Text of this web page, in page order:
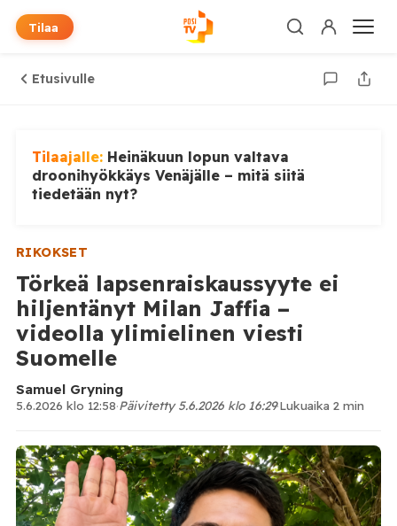
Tilaa
Etusivulle
Tilaajalle: Heinäkuun lopun valtava
droonihyökkäys Venäjälle – mitä siitä
tiedetään nyt?
RIKOKSET
Törkeä lapsenraiskaussyyte ei
hiljentänyt Milan Jaffia –
videolla ylimielinen viesti
Suomelle
Samuel Gryning
5.6.2026 klo 12:58·Päivitetty 5.6.2026 klo 16:29·Lukuaika 2 min